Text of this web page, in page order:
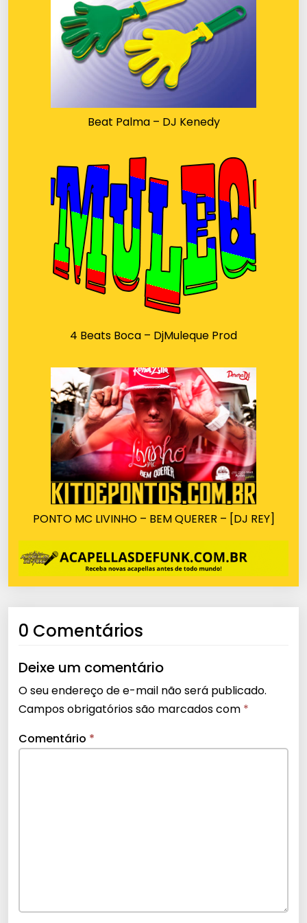
Beat Palma – DJ Kenedy
4 Beats Boca – DjMuleque Prod
PONTO MC LIVINHO – BEM QUERER – [DJ REY]
0 Comentários
Deixe um comentário
O seu endereço de e-mail não será publicado.
Campos obrigatórios são marcados com *
Comentário *